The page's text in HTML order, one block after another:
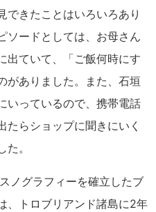
できたことはいろいろあり
ソードとしては、お母さん
出ていて、「ご飯何時にす
がありました。また、石垣
いっているので、携帯電話
たらショップに聞きにいく
。
ノグラフィーを確立したブ
、トロブリアンド諸島に2年